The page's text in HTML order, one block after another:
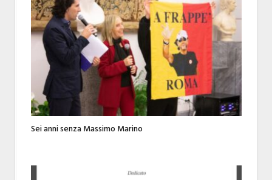
Sei anni senza Massimo Marino